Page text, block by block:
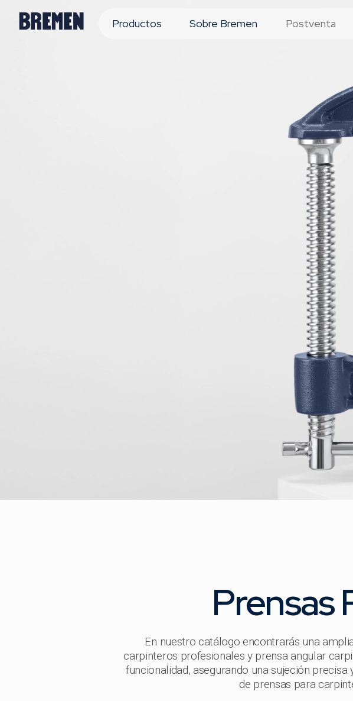
Productos Sobre Bremen Postventa
Prensas
En nuestro catálogo encontrarás una
carpinteros profesionales y prensa angular
funcionalidad, asegurando una sujeción
de prensas para